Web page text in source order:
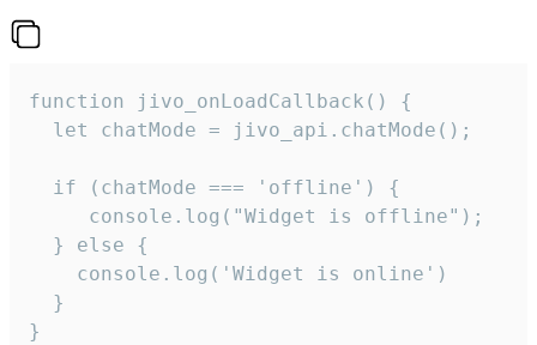
function jivo_onLoadCallback() {
  let chatMode = jivo_api.chatMode();
  if (chatMode === 'offline') {
     console.log("Widget is offline");
  } else {
    console.log('Widget is online')
  }
}